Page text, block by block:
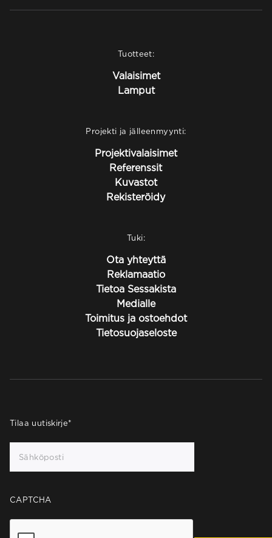
Tuotteet:
Valaisimet
Lamput
Projekti ja jälleenmyynti:
Projektivalaisimet
Referenssit
Kuvastot
Rekisteröidy
Tuki:
Ota yhteyttä
Reklamaatio
Tietoa Sessakista
Medialle
Toimitus ja ostoehdot
Tietosuojaseloste
Tilaa uutiskirje*
CAPTCHA